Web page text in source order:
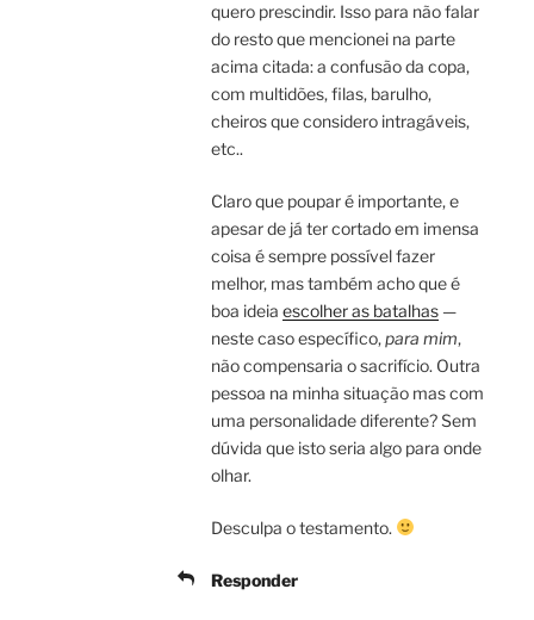
quero prescindir. Isso para não falar
do resto que mencionei na parte
acima citada: a confusão da copa,
com multidões, filas, barulho,
cheiros que considero intragáveis,
etc..
Claro que poupar é importante, e
apesar de já ter cortado em imensa
coisa é sempre possível fazer
melhor, mas também acho que é
boa ideiaescolher as batalhas —
neste caso específico,para mim,
não compensaria o sacrifício. Outra
pessoa na minha situação mas com
uma personalidade diferente? Sem
dúvida que isto seria algo para onde
olhar.
Desculpa o testamento.
Responder